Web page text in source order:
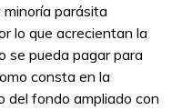
parásita
lo que acrecientan la
se pueda pagar para
consta en la
del fondo ampliado con